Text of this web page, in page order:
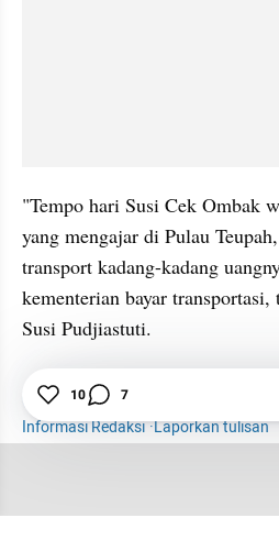
"Tempo hari Susi Cek Ombak
yang mengajar di Pulau
transport kadang-kadang
kementerian bayar
Susi Pudjiastuti.
Susi Pudjiastuti
Informasi Redaksi·Laporkan tulisan
10 7